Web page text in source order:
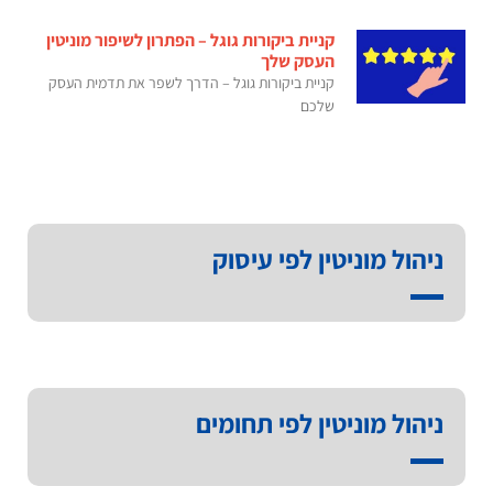
קניית ביקורות גוגל – הפתרון לשיפור מוניטין
העסק שלך
קניית ביקורות גוגל – הדרך לשפר את תדמית העסק
שלכם
ניהול מוניטין לפי עיסוק
ניהול מוניטין לפי תחומים